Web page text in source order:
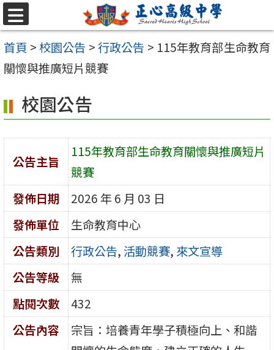
跳至主要內容區
選
單
首頁 >校園公告 >行政公告 > 115年教育部生命教育
關懷與推廣短片競賽
校園公告
公告主旨
115年教育部生命教育關懷與推廣短片
競賽
發佈日期
2026 年 6 月 03 日
發佈單位
生命教育中心
公告類別
行政公告, 活動競賽, 來文宣導
公告等級
無
點閱次數
432
公告內容
宗旨：培養青年學子積極向上、和諧